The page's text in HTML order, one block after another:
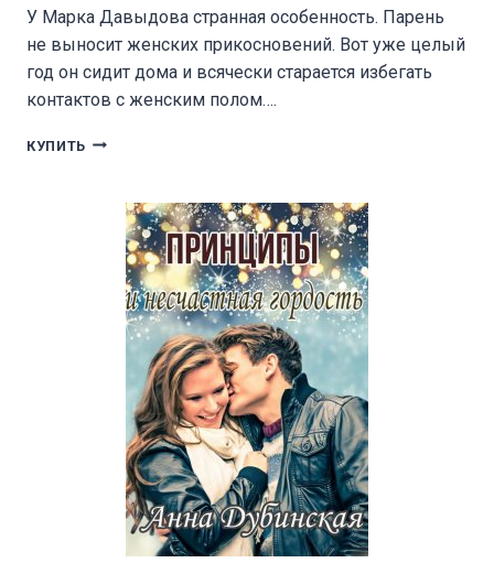
У Марка Давыдова странная особенность. Парень
не выносит женских прикосновений. Вот уже целый
год он сидит дома и всячески старается избегать
контактов с женским полом….
КУПИТЬ НАУЧИ